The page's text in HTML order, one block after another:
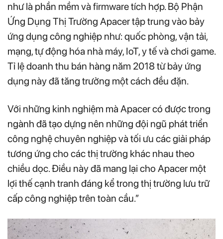
như là phần mềm và firmware tích hợp. Bộ Phận
Ứng Dụng Thị Trường Apacer tập trung vào bảy
ứng dụng công nghiệp như: quốc phòng, vận tải,
mạng, tự động hóa nhà máy, IoT, y tế và chơi game.
Tỉ lệ doanh thu bán hàng năm 2018 từ bảy ứng
dụng này đã tăng trưởng một cách đều đặn.
Với những kinh nghiệm mà Apacer có được trong
ngành đã tạo dựng nên những đội ngũ phát triển
công nghệ chuyên nghiệp và tối ưu các giải pháp
tương ứng cho các thị trường khác nhau theo
chiều dọc. Điều này đã mang lại cho Apacer một
lợi thế cạnh tranh đáng kể trong thị trường lưu trữ
cấp công nghiệp trên toàn cầu.”